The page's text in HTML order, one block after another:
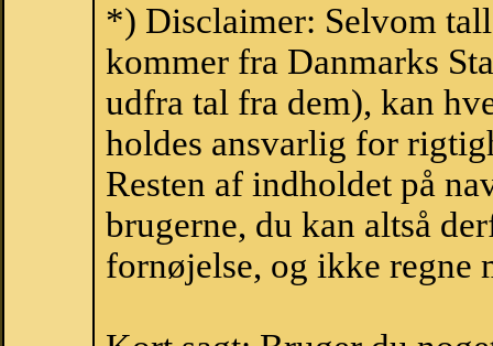
*) Disclaimer: Selvom
kommer fra Danmarks
udfra tal fra dem), kan
holdes ansvarlig for
Resten af indholdet på
brugerne, du kan altså
fornøjelse, og ikke regne